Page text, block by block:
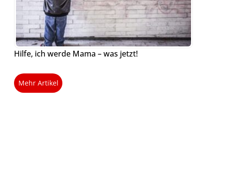
Hilfe, ich werde Mama – was jetzt!
Mehr Artikel